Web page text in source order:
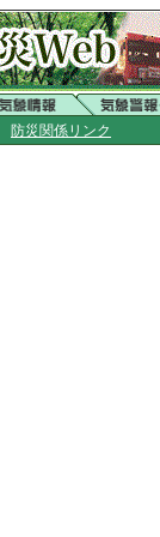
防災関係リンク